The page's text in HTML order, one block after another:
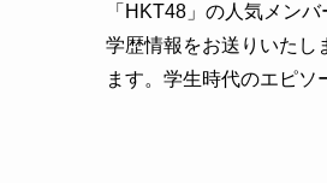
「HKT48」の人気メン
学歴情報をお送りいたし
ます。学生時代のエピ